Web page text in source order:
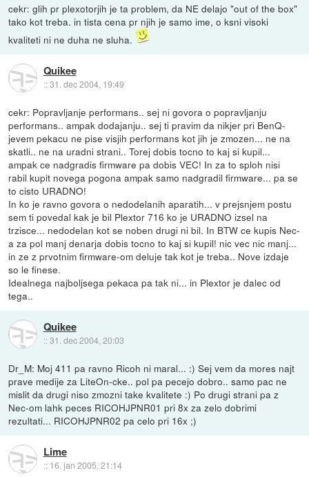
cekr: glih pr plexotorjih je ta problem, da NE delajo "out of the box"
tako kot treba. in tista cena pr njih je samo ime, o ksni visoki
kvaliteti ni ne duha ne sluha.
Quikee
::31. dec 2004, 19:49
cekr: Popravljanje performans.. sej ni govora o popravljanju
performans.. ampak dodajanju.. sej ti pravim da nikjer pri BenQ-
jevem pekacu ne pise visjih performans kot jih je zmozen... ne na
skatli.. ne na uradni strani.. Torej dobis tocno to kaj si kupil...
ampak ce nadgradis firmware pa dobis VEC! In za to sploh nisi
rabil kupit novega pogona ampak samo nadgradil firmware... pa se
to cisto URADNO!
In ko je ravno govora o nedodelanih aparatih... v prejsnjem postu
sem ti povedal kak je bil Plextor 716 ko je URADNO izsel na
trzisce... nedodelan kot se noben drugi ni bil. In BTW ce kupis Nec-
a za pol manj denarja dobis tocno to kaj si kupil! nic vec nic manj...
in ze z prvotnim firmware-om deluje tak kot je treba.. Nove izdaje
so le finese.
Idealnega najboljsega pekaca pa tak ni... in Plextor je dalec od
tega..
Quikee
::31. dec 2004, 20:03
Dr_M: Moj 411 pa ravno Ricoh ni maral... :) Sej vem da mores najt
prave medije za LiteOn-cke.. pol pa pecejo dobro.. samo pac ne
mislit da drugi niso zmozni take kvalitete :) Po drugi strani pa z
Nec-om lahk peces RICOHJPNR01 pri 8x za zelo dobrimi
rezultati... RICOHJPNR02 pa celo pri 16x ;)
Lime
:: 16. jan 2005, 21:14